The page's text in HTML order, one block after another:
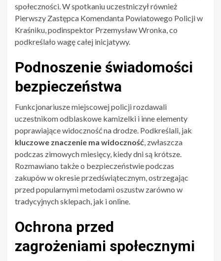
społeczności. W spotkaniu uczestniczył również
Pierwszy Zastępca Komendanta Powiatowego Policji w
Kraśniku, podinspektor Przemysław Wronka, co
podkreślało wagę całej inicjatywy.
Podnoszenie świadomości
bezpieczeństwa
Funkcjonariusze miejscowej policji rozdawali
uczestnikom odblaskowe kamizelki i inne elementy
poprawiające widoczność na drodze. Podkreślali, jak
kluczowe znaczenie ma widoczność, zwłaszcza
podczas zimowych miesięcy, kiedy dni są krótsze.
Rozmawiano także o bezpieczeństwie podczas
zakupów w okresie przedświątecznym, ostrzegając
przed popularnymi metodami oszustw zarówno w
tradycyjnych sklepach, jak i online.
Ochrona przed
zagrożeniami społecznymi